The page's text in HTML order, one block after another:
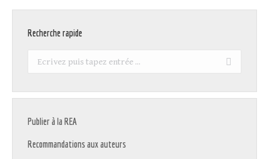
Recherche rapide
Recherche
Publier à la REA
Recommandations aux auteurs